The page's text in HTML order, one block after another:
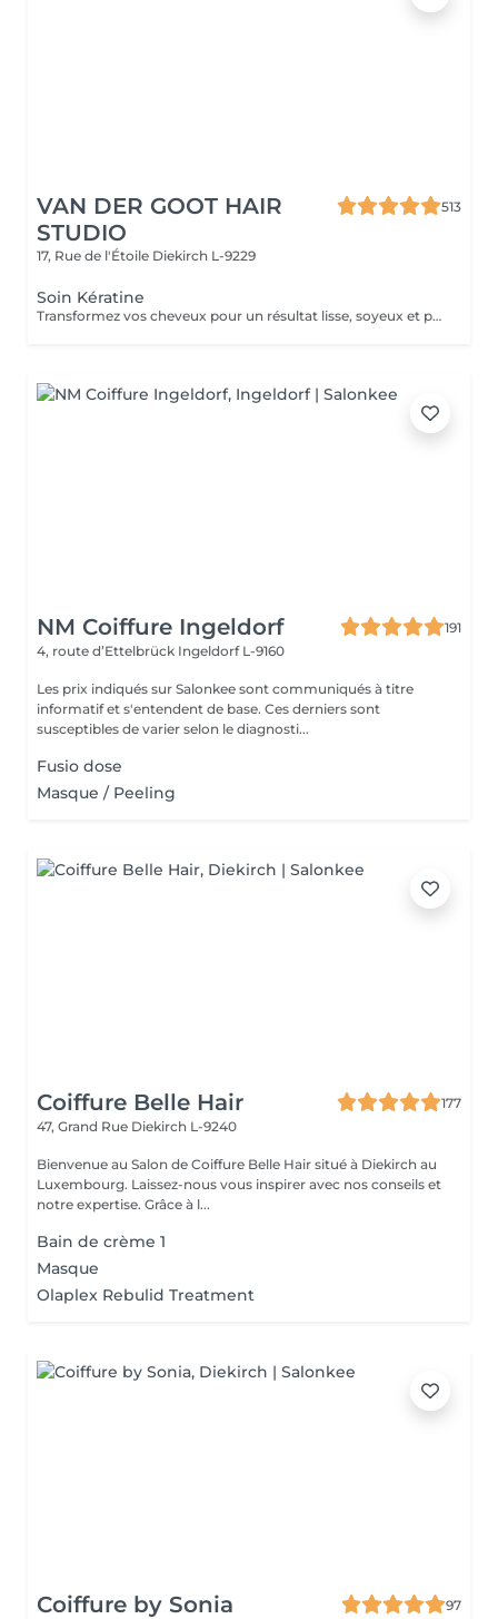
VAN DER GOOT HAIR
STUDIO
513
17, Rue de l'Étoile Diekirch L-9229
Soin Kératine
Transformez vos cheveux pour un résultat lisse, soyeux et parfaitement maîtrisé. Notre traitement à la kératine lisse la fibre capillaire, discipline les frisottis et facilite le coiffage, tout en laissant les cheveux doux, brillants et faciles à gérer. Les résultats peuvent durer 3 à 5 mois, pour des cheveux lisses, brillants et faciles à coiffer.
NM Coiffure Ingeldorf
191
4, route d’Ettelbrück Ingeldorf L-9160
Les prix indiqués sur Salonkee sont communiqués à titre
informatif et s'entendent de base. Ces derniers sont
susceptibles de varier selon le diagnosti...
Fusio dose
Masque / Peeling
Coiffure Belle Hair
177
47, Grand Rue Diekirch L-9240
Bienvenue au Salon de Coiffure Belle Hair situé à Diekirch au
Luxembourg. Laissez-nous vous inspirer avec nos conseils et
notre expertise. Grâce à l...
Bain de crème 1
Masque
Olaplex Rebulid Treatment
Coiffure by Sonia
97